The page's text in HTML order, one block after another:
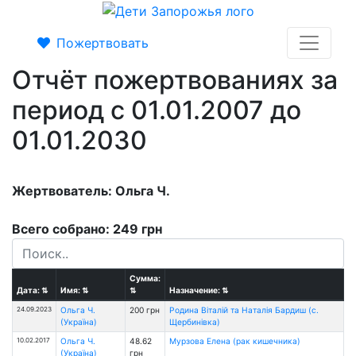
Пожертвовать
Отчёт пожертвованиях за
период с 01.01.2007 до
01.01.2030
Жертвователь: Ольга Ч.
Всего собрано: 249 грн
Дата:⇅ Имя:⇅
Сумма:
⇅
Назначение:⇅
24.09.2023
Ольга Ч.
(Україна)
200 грн
Родина Віталій та Наталія Бардиш (с.
Щербинівка)
10.02.2017
Ольга Ч.
(Україна)
48.62
грн
Мурзова Елена (рак кишечника)